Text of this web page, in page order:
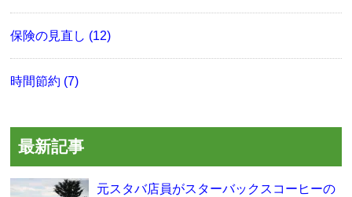
保険の見直し (12)
時間節約 (7)
最新記事
元スタバ店員がスターバックスコーヒーの